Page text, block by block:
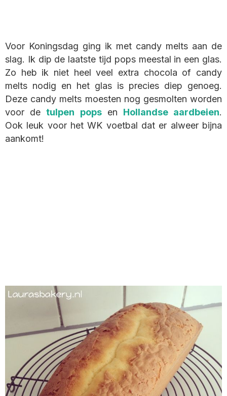
Voor Koningsdag ging ik met candy melts aan de
slag. Ik dip de laatste tijd pops meestal in een glas.
Zo heb ik niet heel veel extra chocola of candy
melts nodig en het glas is precies diep genoeg.
Deze candy melts moesten nog gesmolten worden
voor detulpen popsen Hollandse aardbeien.
Ook leuk voor het WK voetbal dat er alweer bijna
aankomt!